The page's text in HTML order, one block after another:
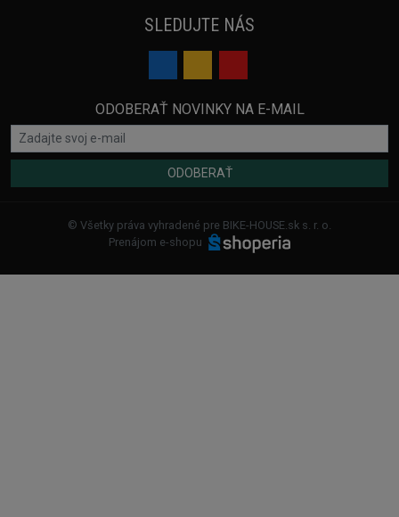
SLEDUJTE NÁS
ODOBERAŤ NOVINKY NA E-MAIL
ODOBERAŤ
© Všetky práva vyhradené pre BIKE-HOUSE.sk s. r. o.
Prenájom e-shopu